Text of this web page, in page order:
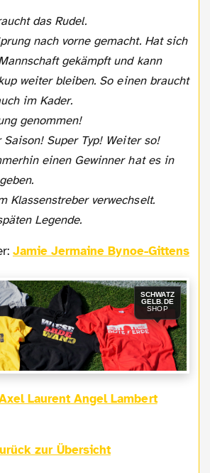
das Rudel.
nach vorne gemacht. Hat sich
gekämpft und kann
weiter bleiben. So einen braucht
im Kader.
genommen!
Super Typ! Weiter so!
einen Gewinner hat es in
Klassenstreber verwechselt.
Legende.
Jamie Jermaine Bynoe-Gittens
SCHWATZ
GELB.DE
SHOP
Laurent Angel Lambert
Zurück zur Übersicht